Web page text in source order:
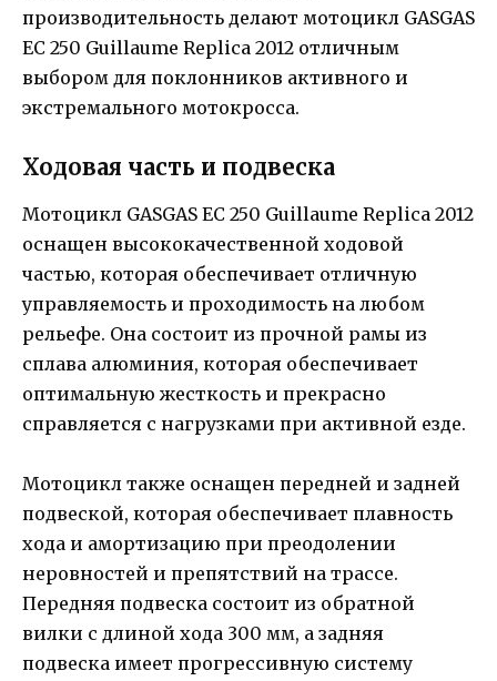
производительность делают мотоцикл GASGAS
EC 250 Guillaume Replica 2012 отличным
выбором для поклонников активного и
экстремального мотокросса.
Ходовая часть и подвеска
Мотоцикл GASGAS EC 250 Guillaume Replica 2012
оснащен высококачественной ходовой
частью, которая обеспечивает отличную
управляемость и проходимость на любом
рельефе. Она состоит из прочной рамы из
сплава алюминия, которая обеспечивает
оптимальную жесткость и прекрасно
справляется с нагрузками при активной езде.
Мотоцикл также оснащен передней и задней
подвеской, которая обеспечивает плавность
хода и амортизацию при преодолении
неровностей и препятствий на трассе.
Передняя подвеска состоит из обратной
вилки с длиной хода 300 мм, а задняя
подвеска имеет прогрессивную систему